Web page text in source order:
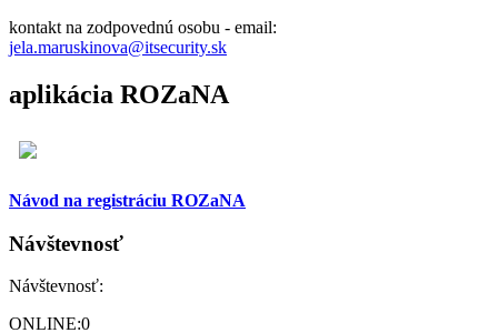
kontakt na zodpovednú osobu - email:
jela.maruskinova@itsecurity.sk
aplikácia ROZaNA
Návod na registráciu ROZaNA
Návštevnosť
Návštevnosť:
ONLINE:0